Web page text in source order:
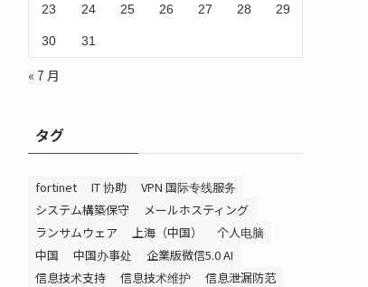
23 24 25 26 27 28 29
30 31
« 7 月
タグ
fortinet IT 协助
VPN 国际专线服务
システム構築保守
メールホスティング
ランサムウェア
上海（中国）
个人电脑
中国
中国办事处
企業版微信5.0 AI
信息技术支持
信息技术维护
信息泄漏防范